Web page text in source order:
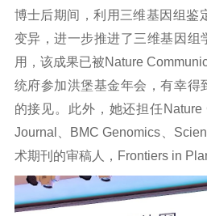
博士后期间，利用三维基因组鉴
变异，进一步推进了三维基因组
用，该成果已被Nature
统府参加洪堡基金年会，有幸得
的接见。此外，她还担任Nature
Journal
BMC Genomics
术期刊的审稿人， Frontiers in